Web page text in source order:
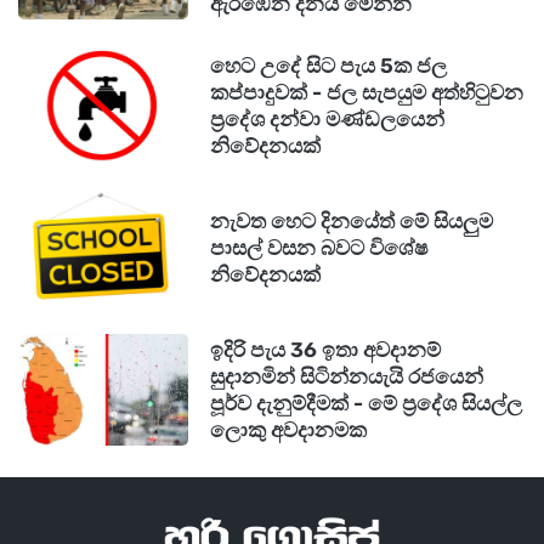
හෙට උදේ සිට පැය 5ක ජල
කප්පාදුවක් - ජල සැපයුම අත්හිටුවන
ප්‍රදේශ දන්වා මණ්ඩලයෙන්
නිවේදනයක්
නැවත හෙට දිනයේත් මේ සියලුම
පාසල් වසන බවට විශේෂ
නිවේදනයක්
ඉදිරි පැය 36 ඉතා අවදානම්
සුදානමින් සිටින්නයැයි රජයෙන්
පූර්ව දැනුම්දීමක් - මේ ප්‍රදේශ සියල්ල
ලොකු අවදානමක